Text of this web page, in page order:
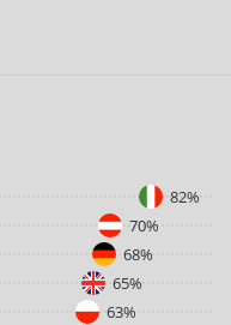
82%
70%
68%
65%
63%